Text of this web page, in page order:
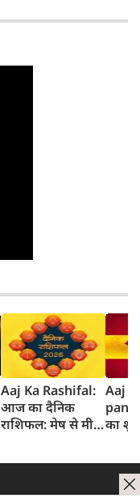
किसे
Aaj Ka Rashifal:
आज का दैनिक
राशिफल: मेष से मीन
Aaj
का
समय